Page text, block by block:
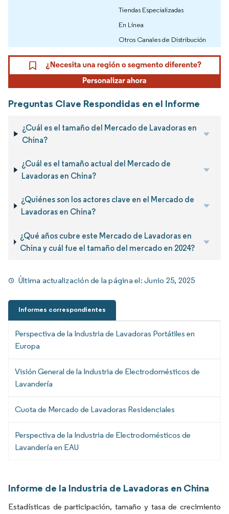
Tiendas Especializadas
En Línea
Otros Canales de Distribución
Preguntas Clave Respondidas en el Informe
¿Cuál es el tamaño del Mercado de Lavadoras en
China?
¿Cuál es el tamaño actual del Mercado de
Lavadoras en China?
¿Quiénes son los actores clave en el Mercado de
Lavadoras en China?
¿Qué años cubre este Mercado de Lavadoras en
China y cuál fue el tamaño del mercado en 2024?
Última actualización de la página el:Junio 25, 2025
Informes correspondientes
Perspectiva de la Industria de Lavadoras Portátiles en
Europa
Visión General de la Industria de Electrodomésticos de
Lavandería
Cuota de Mercado de Lavadoras Residenciales
Perspectiva de la Industria de Electrodomésticos de
Lavandería en EAU
Informe de la Industria de Lavadoras en China
Estadísticas de participación, tamaño y tasa de crecimiento